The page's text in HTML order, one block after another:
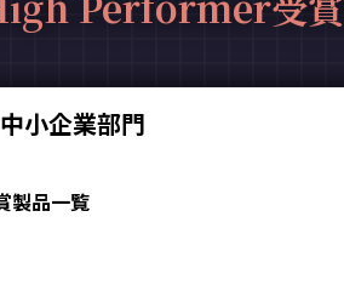
中小企業部門
製品一覧